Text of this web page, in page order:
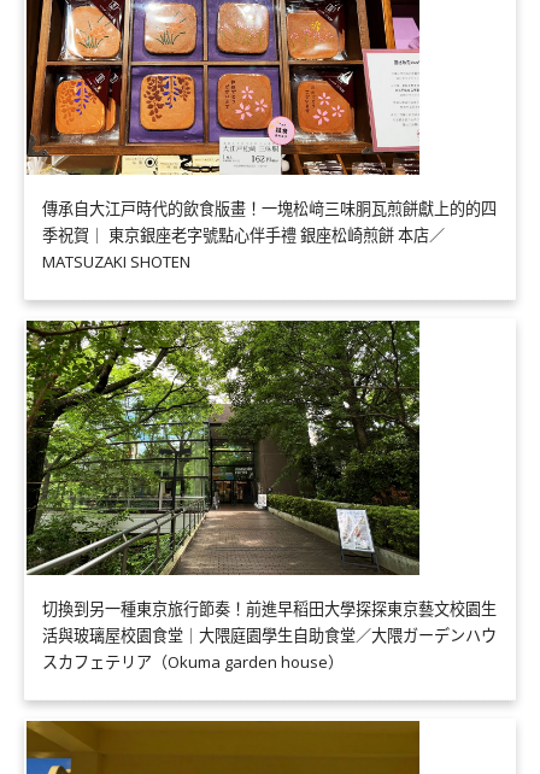
傳承自大江戸時代的飲食版畫！一塊松﨑三味胴瓦煎餅獻上的的四
季祝賀｜ 東京銀座老字號點心伴手禮 銀座松崎煎餅 本店／
MATSUZAKI SHOTEN
切換到另一種東京旅行節奏！前進早稻田大學探探東京藝文校園生
活與玻璃屋校園食堂｜大隈庭園學生自助食堂／大隈ガーデンハウ
スカフェテリア（Okuma garden house）